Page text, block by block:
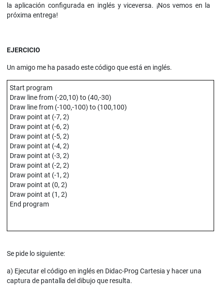
la aplicación configurada en inglés y viceversa. ¡Nos vemos en la
próxima entrega!
EJERCICIO
Un amigo me ha pasado este código que está en inglés.
Start program
Draw line from (-20,10) to (40,-30)
Draw line from (-100,-100) to (100,100)
Draw point at (-7, 2)
Draw point at (-6, 2)
Draw point at (-5, 2)
Draw point at (-4, 2)
Draw point at (-3, 2)
Draw point at (-2, 2)
Draw point at (-1, 2)
Draw point at (0, 2)
Draw point at (1, 2)
End program
Se pide lo siguiente:
a) Ejecutar el código en inglés en Didac-Prog Cartesia y hacer una
captura de pantalla del dibujo que resulta.